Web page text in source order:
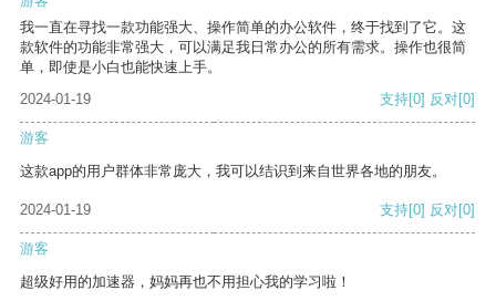
我一直在寻找一款功能强大、操作简单的办公软件，终于找到了它。这
款软件的功能非常强大，可以满足我日常办公的所有需求。操作也很简
单，即使是小白也能快速上手。
2024-01-19
支持[0] 反对[0]
游客
这款app的用户群体非常庞大，我可以结识到来自世界各地的朋友。
2024-01-19 支持[0] 反对[0]
游客
超级好用的加速器，妈妈再也不用担心我的学习啦！